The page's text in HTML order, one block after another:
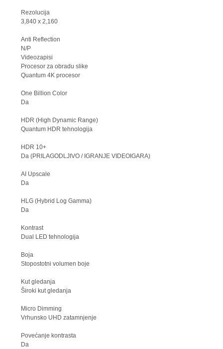
Rezolucija
3,840 x 2,160
Anti Reflection
N/P
Videozapisi
Procesor za obradu slike
Quantum 4K procesor
One Billion Color
Da
HDR (High Dynamic Range)
Quantum HDR tehnologija
HDR 10+
Da (PRILAGODLJIVO / IGRANJE VIDEOIGARA)
AI Upscale
Da
HLG (Hybrid Log Gamma)
Da
Kontrast
Dual LED tehnologija
Boja
Stopostotni volumen boje
Kut gledanja
Široki kut gledanja
Micro Dimming
Vrhunsko UHD zatamnjenje
Povećanje kontrasta
Da